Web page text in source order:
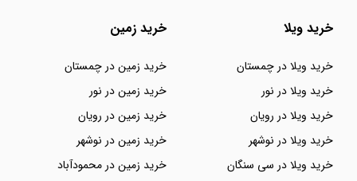
خرید ویلا
خرید ویلا در چمستان
خرید ویلا در نور
خرید ویلا در رویان
خرید ویلا در نوشهر
خرید ویلا در سی سنگان
خرید زمین
خرید زمین در چمستان
خرید زمین در نور
خرید زمین در رویان
خرید زمین در نوشهر
خرید زمین در محمودآباد